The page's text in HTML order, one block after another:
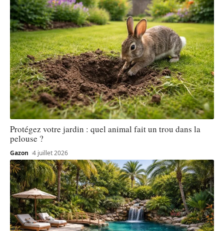
Protégez votre jardin : quel animal fait un trou dans la
pelouse ?
Gazon 4 juillet 2026